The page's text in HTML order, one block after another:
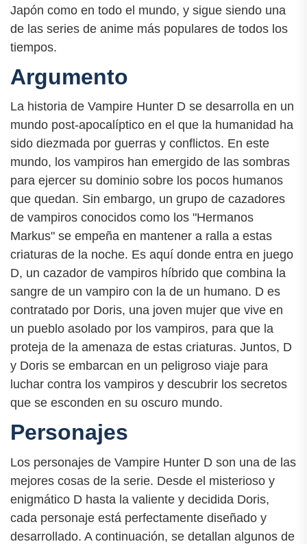
Japón como en todo el mundo, y sigue siendo una
de las series de anime más populares de todos los
tiempos.
Argumento
La historia de Vampire Hunter D se desarrolla en un
mundo post-apocalíptico en el que la humanidad ha
sido diezmada por guerras y conflictos. En este
mundo, los vampiros han emergido de las sombras
para ejercer su dominio sobre los pocos humanos
que quedan. Sin embargo, un grupo de cazadores
de vampiros conocidos como los "Hermanos
Markus" se empeña en mantener a ralla a estas
criaturas de la noche. Es aquí donde entra en juego
D, un cazador de vampiros híbrido que combina la
sangre de un vampiro con la de un humano. D es
contratado por Doris, una joven mujer que vive en
un pueblo asolado por los vampiros, para que la
proteja de la amenaza de estas criaturas. Juntos, D
y Doris se embarcan en un peligroso viaje para
luchar contra los vampiros y descubrir los secretos
que se esconden en su oscuro mundo.
Personajes
Los personajes de Vampire Hunter D son una de las
mejores cosas de la serie. Desde el misterioso y
enigmático D hasta la valiente y decidida Doris,
cada personaje está perfectamente diseñado y
desarrollado. A continuación, se detallan algunos de